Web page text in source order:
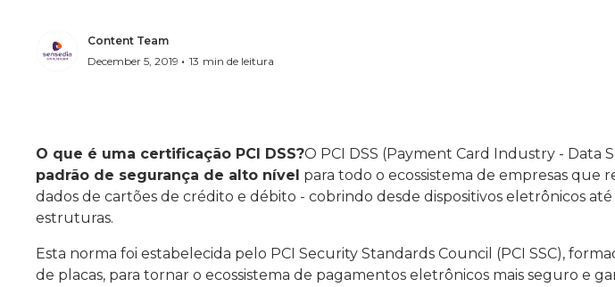
Content Team
December 5, 2019 • 13 min de leitura
O que é uma certificação PCI DSS?O PCI DSS (Payment Card Industry - Data
padrão de segurança de alto nível para todo o ecossistema de empresas que
dados de cartões de crédito e débito - cobrindo desde dispositivos eletrônicos até
estruturas.
Esta norma foi estabelecida pelo PCI Security Standards Council (PCI SSC),
de placas, para tornar o ecossistema de pagamentos eletrônicos mais seguro e